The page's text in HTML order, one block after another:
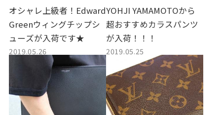
オシャレ上級者！Edward
Greenウィングチップシ
ューズが入荷です★
2019.05.26
YOHJI YAMAMOTOから
超おすすめカラスパンツ
が入荷！！！
2019.05.25